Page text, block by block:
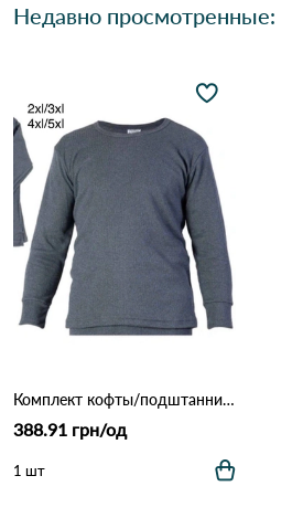
Недавно просмотренные:
Комплект кофты/подштанники D&A *3537* Различные цвета
388.91 грн/од
1 шт